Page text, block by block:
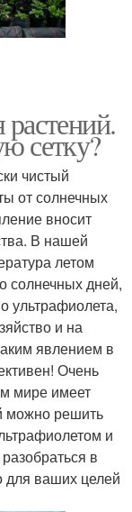
сетку?
чистый
от солнечных
вносит
В нашей
летом
солнечных дней,
ультрафиолета,
и на
явлением в
Очень
мире имеет
можно решить
и
в
для ваших целей